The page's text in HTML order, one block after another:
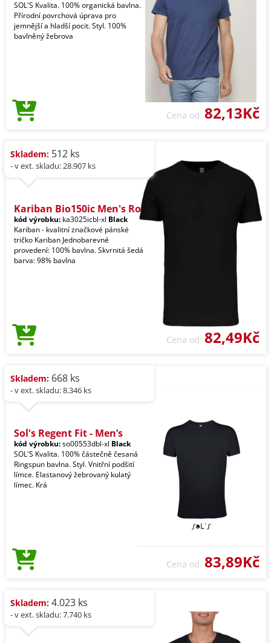
SOL'S Kvalita. 100% organická bavlna.
Přírodní povrchová úprava pro
jemnější a hladší pocit. Styl. 100%
bavlněný žebrova
Cena od 82,13Kč
Skladem: 512 ks
- v ext. skladu: 28.907 ks
Kariban Bio150ic Men's Ro
kód výrobku: ka3025icbl-xl Black
Kariban - kvalitní značkové pánské
tričko Kariban Jednobarevné
provedení: 100% bavlna. Skvrnitá šedá
barva: 98% bavlna
Cena od 82,49Kč
Skladem: 668 ks
- v ext. skladu: 8.346 ks
Sol's Regent Fit - Men’s
kód výrobku:so00553dbl-xl Black
SOL'S Kvalita. 100% částečně česaná
Ringspun bavlna. Styl. Vnitřní podšití
límce. Elastanový žebrovaný kulatý
límec. Krá
Cena od 83,89Kč
Skladem: 4.023 ks
- v ext. skladu: 7.740 ks